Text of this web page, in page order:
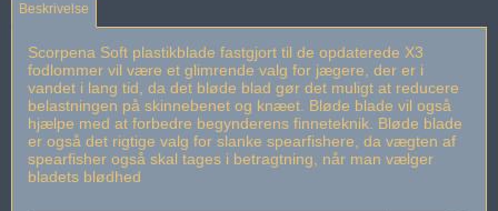
Beskrivelse
Scorpena Soft plastikblade fastgjort til de opdaterede X3
fodlommer vil være et glimrende valg for jægere, der er i
vandet i lang tid, da det bløde blad gør det muligt at reducere
belastningen på skinnebenet og knæet. Bløde blade vil også
hjælpe med at forbedre begynderens finneteknik. Bløde blade
er også det rigtige valg for slanke spearfishere, da vægten af ​​
spearfisher også skal tages i betragtning, når man vælger
bladets blødhed